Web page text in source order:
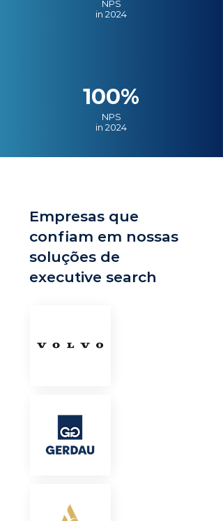
NPS
in 2024
100%
NPS
in 2024
Empresas que
confiam em nossas
soluções de
executive search